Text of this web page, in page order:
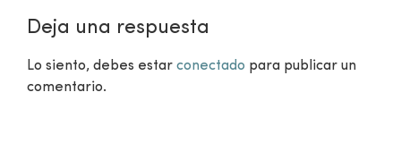
Deja una respuesta
Lo siento, debes estar conectado para publicar un
comentario.